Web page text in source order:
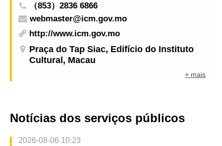
（853）2836 6866
webmaster@icm.gov.mo
http://www.icm.gov.mo
Praça do Tap Siac, Edifício do Instituto
Cultural, Macau
+ mais
Notícias dos serviços públicos
2026-08-06 10:23